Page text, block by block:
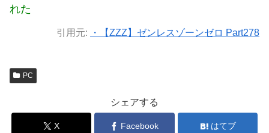
れた
引用元: ・【ZZZ】ゼンレスゾーンゼロ Part278
PC
シェアする
X Facebook はてブ